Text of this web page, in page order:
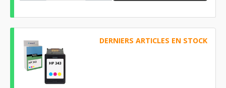
DERNIERS ARTICLES EN STOCK